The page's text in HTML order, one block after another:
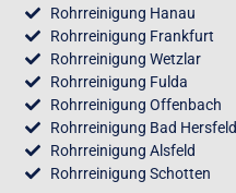
Rohrreinigung Hanau
Rohrreinigung Frankfurt
Rohrreinigung Wetzlar
Rohrreinigung Fulda
Rohrreinigung Offenbach
Rohrreinigung Bad Hersfeld
Rohrreinigung Alsfeld
Rohrreinigung Schotten